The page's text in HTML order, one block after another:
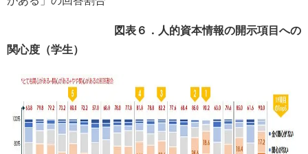
図表６．人的資本情報の開示項目への
関心度（学生）